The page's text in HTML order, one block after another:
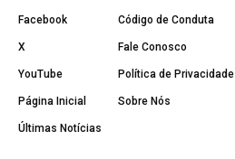
Facebook
X
YouTube
Página Inicial
Últimas Notícias
Código de Conduta
Fale Conosco
Política de Privacidade
Sobre Nós